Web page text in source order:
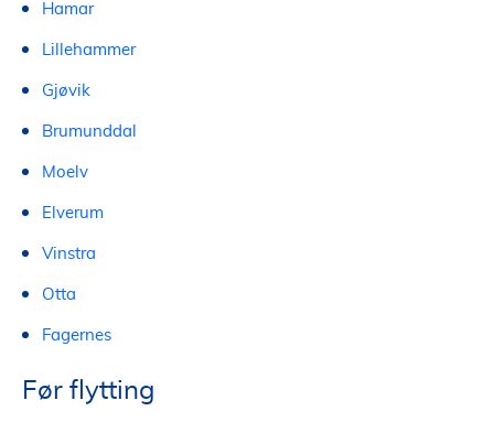
Hamar
Lillehammer
Gjøvik
Brumunddal
Moelv
Elverum
Vinstra
Otta
Fagernes
Før flytting